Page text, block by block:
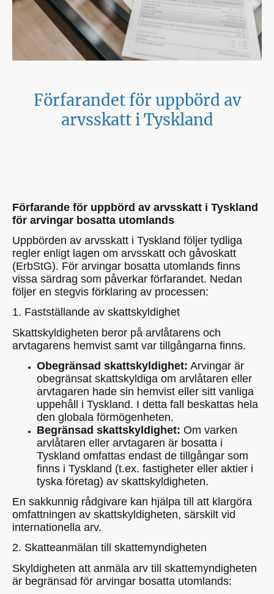
Förfarandet för uppbörd av
arvsskatt i Tyskland
Förfarande för uppbörd av arvsskatt i Tyskland
för arvingar bosatta utomlands
Uppbörden av arvsskatt i Tyskland följer tydliga
regler enligt lagen om arvsskatt och gåvoskatt
(ErbStG). För arvingar bosatta utomlands finns
vissa särdrag som påverkar förfarandet. Nedan
följer en stegvis förklaring av processen:
1. Fastställande av skattskyldighet
Skattskyldigheten beror på arvlåtarens och
arvtagarens hemvist samt var tillgångarna finns.
Obegränsad skattskyldighet: Arvingar är
obegränsat skattskyldiga om arvlåtaren eller
arvtagaren hade sin hemvist eller sitt vanliga
uppehåll i Tyskland. I detta fall beskattas hela
den globala förmögenheten.
Begränsad skattskyldighet: Om varken
arvlåtaren eller arvtagaren är bosatta i
Tyskland omfattas endast de tillgångar som
finns i Tyskland (t.ex. fastigheter eller aktier i
tyska företag) av skattskyldigheten.
En sakkunnig rådgivare kan hjälpa till att klargöra
omfattningen av skattskyldigheten, särskilt vid
internationella arv.
2. Skatteanmälan till skattemyndigheten
Skyldigheten att anmäla arv till skattemyndigheten
är begränsad för arvingar bosatta utomlands: